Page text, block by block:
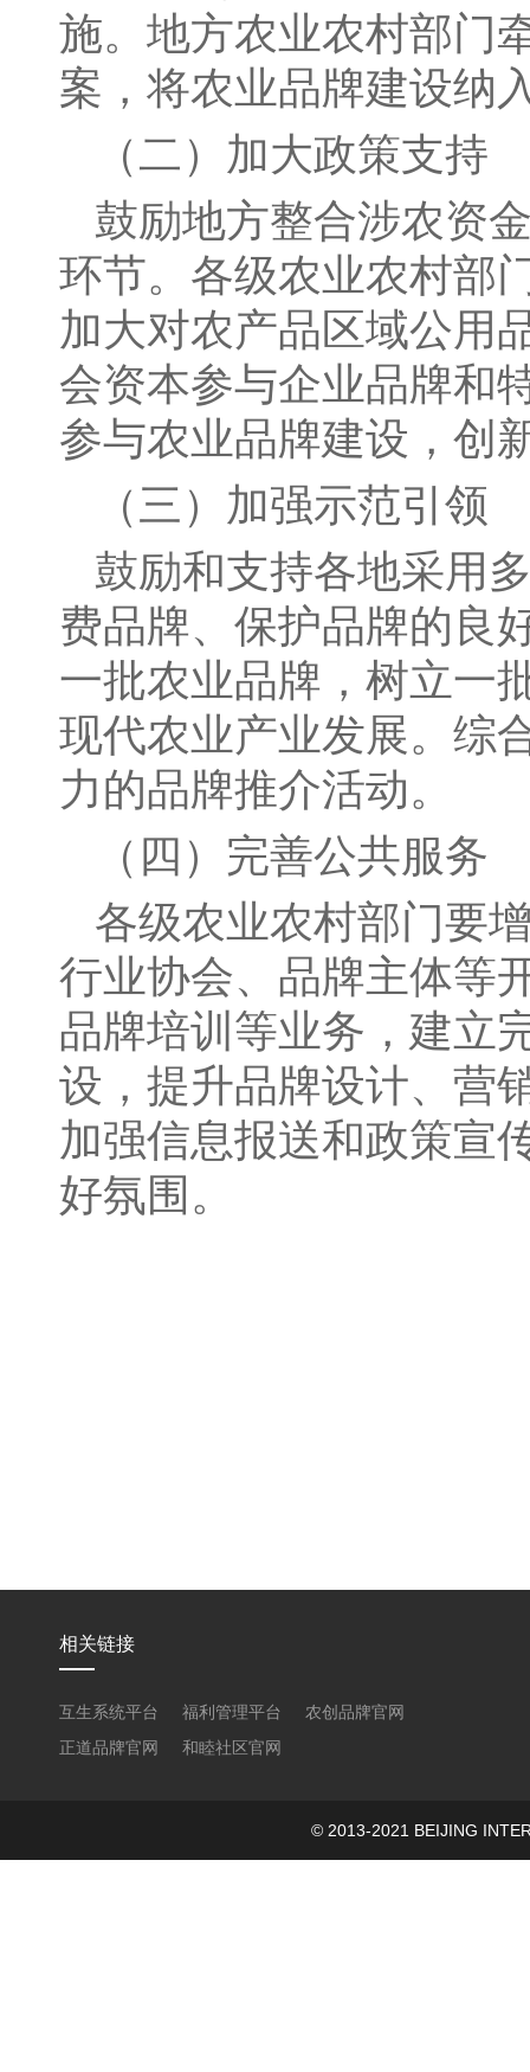
施。地方农业农村部门
案，将农业品牌建设纳
（二）加大政策支持
鼓励地方整合涉农资
环节。各级农业农村部
加大对农产品区域公用
会资本参与企业品牌和
参与农业品牌建设，创
（三）加强示范引领
鼓励和支持各地采用
费品牌、保护品牌的良
一批农业品牌，树立一
现代农业产业发展。综
力的品牌推介活动。
（四）完善公共服务
各级农业农村部门要
行业协会、品牌主体等
品牌培训等业务，建立
设，提升品牌设计、营
加强信息报送和政策宣
好氛围。
相关链接
互生系统平台 福利管理平台
农创品牌官网
正道品牌官网
和睦社区官网
© 2013-2021 BEIJING